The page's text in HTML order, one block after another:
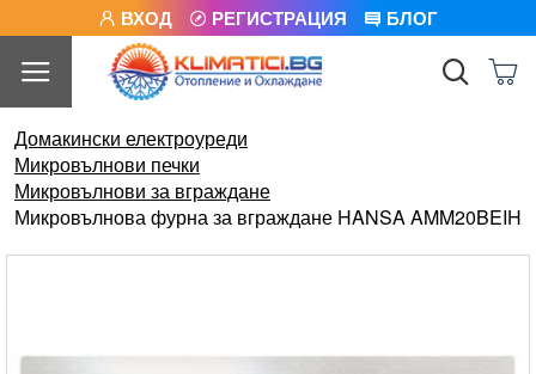
ВХОД РЕГИСТРАЦИЯ БЛОГ
Домакински електроуреди
Микровълнови печки
Микровълнови за вграждане
Микровълнова фурна за вграждане HANSA AMM20BEIH